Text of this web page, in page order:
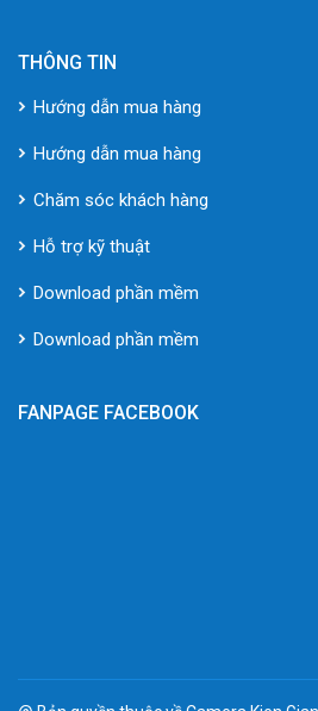
THÔNG TIN
Hướng dẫn mua hàng
Hướng dẫn mua hàng
Chăm sóc khách hàng
Hỗ trợ kỹ thuật
Download phần mềm
Download phần mềm
FANPAGE FACEBOOK